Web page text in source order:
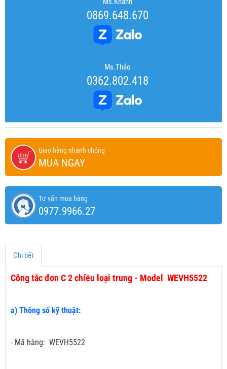
0869.648.670
Ms.Thảo
0362.802.418
Giao hàng nhanh chóng
MUA NGAY
Tư vấn mua hàng
0977.9966.27
Chi tiết
Công tắc đơn C 2 chiều loại trung - Model WEVH5522
a) Thông số kỹ thuật:
- Mã hàng: WEVH5522